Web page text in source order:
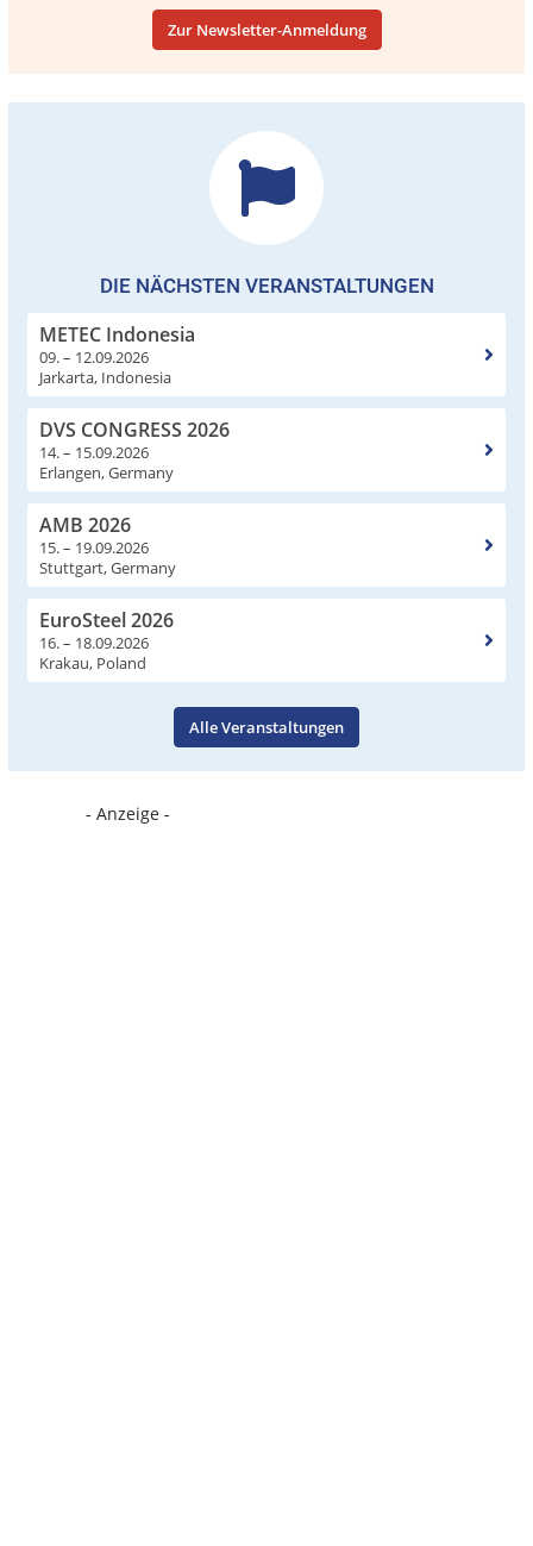
Zur Newsletter-Anmeldung
DIE NÄCHSTEN VERANSTALTUNGEN
METEC Indonesia
09. – 12.09.2026
Jarkarta, Indonesia
DVS CONGRESS 2026
14. – 15.09.2026
Erlangen, Germany
AMB 2026
15. – 19.09.2026
Stuttgart, Germany
EuroSteel 2026
16. – 18.09.2026
Krakau, Poland
Alle Veranstaltungen
- Anzeige -